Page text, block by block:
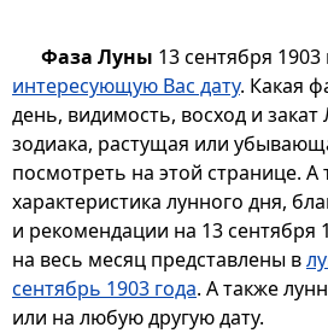
Фаза Луны 13 сентября 1903
интересующую Вас дату. Какая
день, видимость, восход и
зодиака, растущая или
посмотреть на этой странице. А
характеристика лунного дня,
и рекомендации на 13 сентября
на весь месяц представлены в
сентябрь 1903 года. А также
или на любую другую дату.